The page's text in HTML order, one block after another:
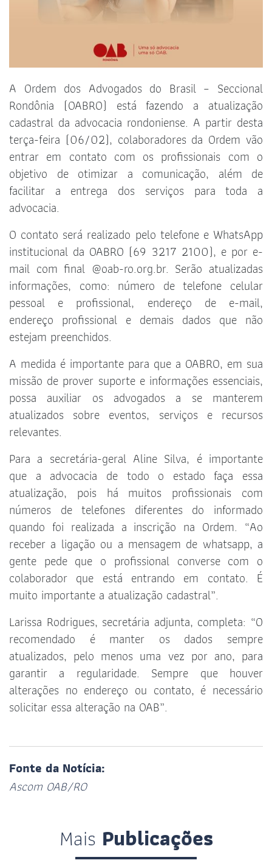
A Ordem dos Advogados do Brasil – Seccional
Rondônia (OABRO) está fazendo a atualização
cadastral da advocacia rondoniense. A partir desta
terça-feira (06/02), colaboradores da Ordem vão
entrar em contato com os profissionais com o
objetivo de otimizar a comunicação, além de
facilitar a entrega dos serviços para toda a
advocacia.
O contato será realizado pelo telefone e WhatsApp
institucional da OABRO (69 3217 2100), e por e-
mail com final @oab-ro.org.br. Serão atualizadas
informações, como: número de telefone celular
pessoal e profissional, endereço de e-mail,
endereço profissional e demais dados que não
estejam preenchidos.
A medida é importante para que a OABRO, em sua
missão de prover suporte e informações essenciais,
possa auxiliar os advogados a se manterem
atualizados sobre eventos, serviços e recursos
relevantes.
Para a secretária-geral Aline Silva, é importante
que a advocacia de todo o estado faça essa
atualização, pois há muitos profissionais com
números de telefones diferentes do informado
quando foi realizada a inscrição na Ordem. “Ao
receber a ligação ou a mensagem de whatsapp, a
gente pede que o profissional converse com o
colaborador que está entrando em contato. É
muito importante a atualização cadastral”.
Larissa Rodrigues, secretária adjunta, completa: “O
recomendado é manter os dados sempre
atualizados, pelo menos uma vez por ano, para
garantir a regularidade. Sempre que houver
alterações no endereço ou contato, é necessário
solicitar essa alteração na OAB”.
Fonte da Notícia:
Ascom OAB/RO
Mais Publicações